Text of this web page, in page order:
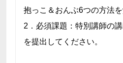
抱っこ＆おんぶ6つの方法を
2．必須課題：特別講師の
を提出してください。